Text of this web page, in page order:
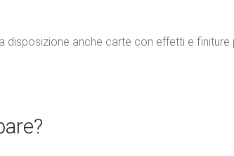
anche carte con effetti e finiture